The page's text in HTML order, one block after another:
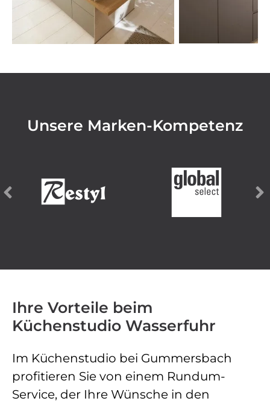
Unsere Marken-Kompetenz
Ihre Vorteile beim
Küchenstudio Wasserfuhr
Im Küchenstudio bei Gummersbach
profitieren Sie von einem Rundum-
Service, der Ihre Wünsche in den